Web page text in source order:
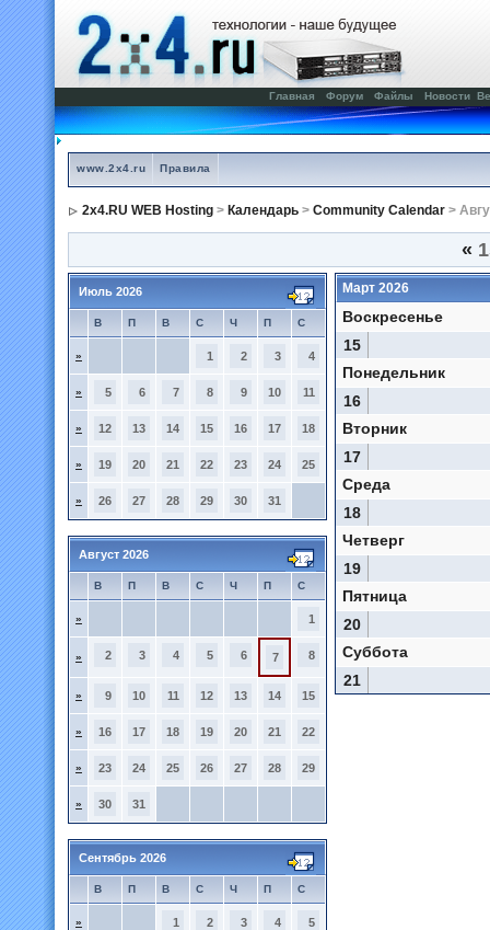
Главная Форум Файлы Новости
www.2x4.ru Правила
2x4.RU WEB Hosting > Календарь > Community Calendar >
«
Июль 2026
В П В С Ч П С
» 1 2 3 4
» 5 6 7 8 9 10 11
» 12 13 14 15 16 17 18
» 19 20 21 22 23 24 25
» 26 27 28 29 30 31
Август 2026
В П В С Ч П С
» 1
» 2 3 4 5 6 7 8
» 9 10 11 12 13 14 15
» 16 17 18 19 20 21 22
» 23 24 25 26 27 28 29
» 30 31
Сентябрь 2026
В П В С Ч П С
» 1 2 3 4 5
Март 2026
Воскресенье
15
Понедельник
16
Вторник
17
Среда
18
Четверг
19
Пятница
20
Суббота
21